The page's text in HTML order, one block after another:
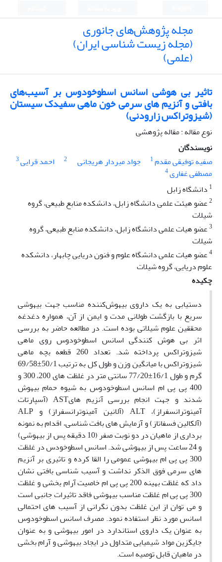
مجله پژوهش‌های جانوری
(مجله زیست شناسی ایران)
(علمی)
تاثیر بی هوشی اسانس اسطوخودوس بر آسیب‌های
بافتی و آنزیم های سرمی خون ماهی سفیدک سیستان
(شیزوتراکس زارودنی)
نوع مقاله : مقاله پژوهشی
نویسندگان
صفیه توفیقی مقدم1 جواد میردار هریجانی 2 احمد قرایی3
مصطفی غفاری4
1 دانشگاه زابل
2عضو هیئت علمی دانشگاه زابل، دانشکده منابع طبیعی، گروه
شیلات
3عضو هیات علمی دانشگاه زابل، دانشکده منابع طبیعی، گروه
شیلات
4عضو هیات علمی دانشگاه علوم و فنون دریایی چابهار، دانشکده
علوم دریایی، گروه شیلات
چکیده
دستیابی به یک داروی بیهوش‌کننده مناسب جهت بیهوشی
سریع با بازگشت طولانی مدت و ایمن از آن، همواره دغدغه
محققین علوم شیلاتی بوده است. در مطالعه حاضر به بررسی
اثر بی هوش کنندگی اسانس اسطوخودوس روی ماهی
شیزوتراکس پرداخته شد. تعداد 260 قطعه بچه ماهی
شیزوتراکس با میانگین وزن و طول کل به ترتیب 50/1±69/58
گرم و طول 16/1±77/20 سانتی متر در غلظت های 200، 300 و
400 پی پی ام اسانس اسطوخودوس به شیوه حمام بیهوش
شدند و جهت انجام بررسی آنزیم هایAST (آسپارتات
آمینوترانسفراز)، ALT (آلانین آمینوترانسفراز) و ALP
(آلکالین فسفاتاز) و آزمایش های بافت شناسی، اقدام به نمونه
برداری از ماهیان در دو نوبت صفر (10 دقیقه پس از بیهوشی)
و 24 ساعت پس از بیهوشی شد. اسانس اسطوخودس در غلظت
300 پی پی ام بیهوشی عمومی را القا کرده و تاثیری بر آنزیم
های سرمی فوق الذکر نداشت و آسیب شناسی بافتی نشان
داد که غلظت بهینه 200 پی پی ام خاصیت آرام بخشی و غلظت
300 پی پی ام غلظت مناسب بیهوشی فاقد تاثیرات جانبی است
و می توان از این غلظت بدون نگرانی از آسیب های احتمالی
اسانس مورد نظر استفاده نمود. مصرف اسانس اسطوخودوس
به عنوان یک داروی استاندارد در امور بیهوشی و به عنوان
جایگزین مواد شیمیایی متداول در ایجاد بیهوشی و آرام بخشی
در ماهیان قابل توصیه است.